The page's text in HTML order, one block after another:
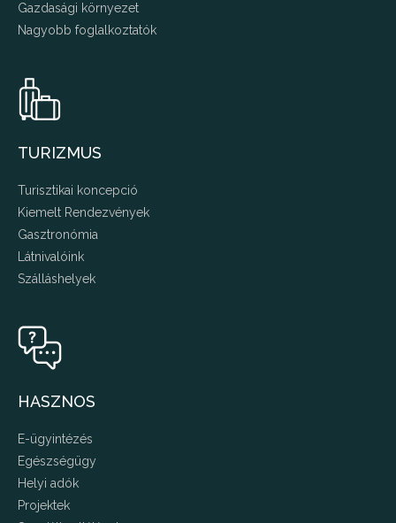
Gazdasági környezet
Nagyobb foglalkoztatók
TURIZMUS
Turisztikai koncepció
Kiemelt Rendezvények
Gasztronómia
Látnivalóink
Szálláshelyek
HASZNOS
E-ügyintézés
Egészségügy
Helyi adók
Projektek